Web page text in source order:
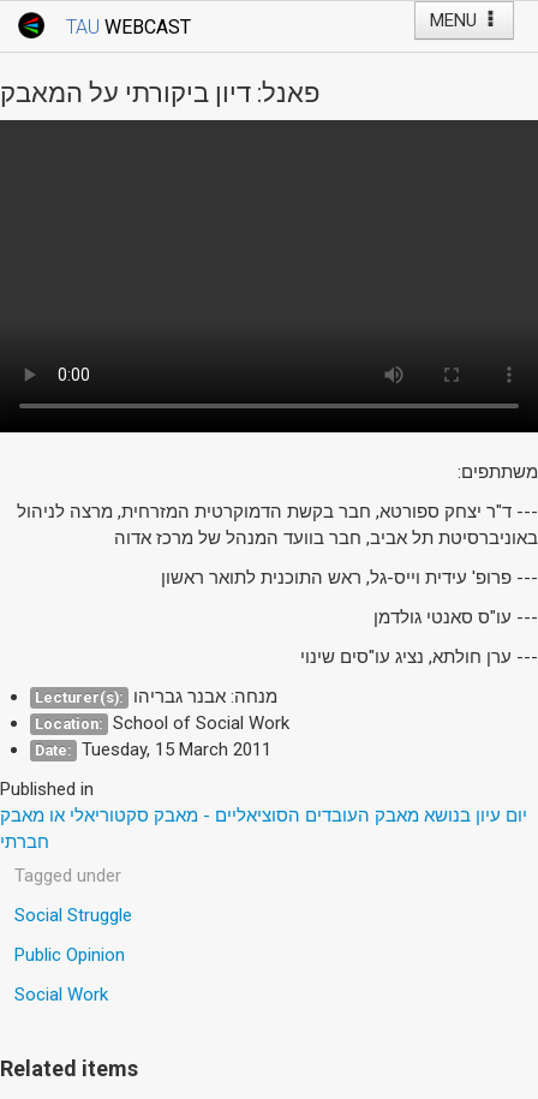
MENU
TAU WEBCAST
Webcast: Courses
Tel Aviv University
פאנל: דיון ביקורתי על המאבק
משתתפים:
--- ד"ר יצחק ספורטא, חבר בקשת הדמוקרטית המזרחית, מרצה לניהול
באוניברסיטת תל אביב, חבר בוועד המנהל של מרכז אדוה
--- פרופ' עידית וייס-גל, ראש התוכנית לתואר ראשון
--- עו"ס סאנטי גולדמן
--- ערן חולתא, נציג עו"סים שינוי
Lecturer(s): מנחה: אבנר גבריהו
Location: School of Social Work
Date: Tuesday, 15 March 2011
Published in
יום עיון בנושא מאבק העובדים הסוציאליים - מאבק סקטוריאלי או מאבק
חברתי
Tagged under
Social Struggle
Public Opinion
Social Work
Related items